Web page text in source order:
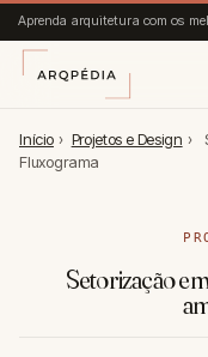
Aprenda arquitetura com os
Início › Projetos e Design ›
Fluxograma
Setorização